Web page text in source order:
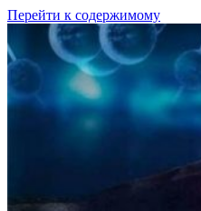
Перейти к содержимому